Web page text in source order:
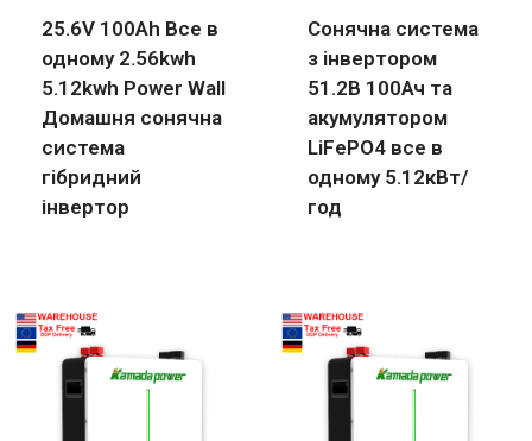
25.6V 100Ah Все в
одному 2.56kwh
5.12kwh Power Wall
Домашня сонячна
система
гібридний
інвертор
Сонячна система
з інвертором
51.2В 100Ач та
акумулятором
LiFePO4 все в
одному 5.12кВт/
год